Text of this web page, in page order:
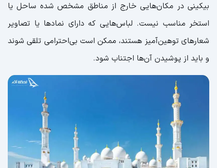
بیکینی در مکان‌هایی خارج از مناطق مشخص شده ساحل یا
استخر مناسب نیست. لباس‌هایی که دارای نمادها یا تصاویر
شعارهای توهین‌آمیز هستند، ممکن است بی‌احترامی تلقی شوند
و باید از پوشیدن آن‌ها اجتناب شود.